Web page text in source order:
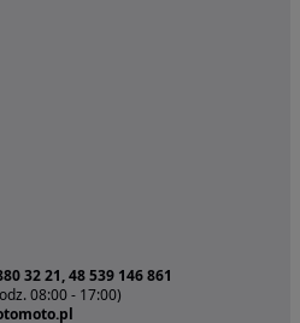
32 21, 48 539 146 861
08:00 - 17:00)